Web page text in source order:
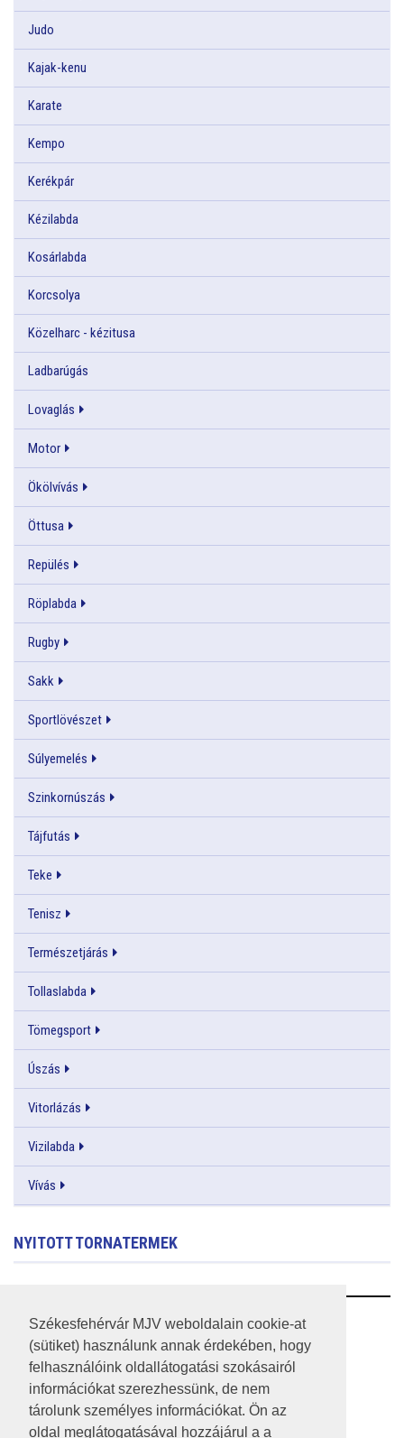
Székesfehérvár MJV weboldalain cookie-at
(sütiket) használunk annak érdekében, hogy
felhasználóink oldallátogatási szokásairól
információkat szerezhessünk, de nem
tárolunk személyes információkat. Ön az
oldal meglátogatásával hozzájárul a a
Judo
Kajak-kenu
Karate
Kempo
Kerékpár
Kézilabda
Kosárlabda
Korcsolya
Közelharc - kézitusa
Ladbarúgás
Lovaglás
Motor
Ökölvívás
Öttusa
Repülés
Röplabda
Rugby
Sakk
Sportlövészet
Súlyemelés
Szinkornúszás
Tájfutás
Teke
Tenisz
Természetjárás
Tollaslabda
Tömegsport
Úszás
Vitorlázás
Vizilabda
Vívás
NYITOTT TORNATERMEK
RSS
A HONLAP 2017.03.31-I ÁLLAPOTA
JOGI NYILATKOZAT
IMPRESSZUM